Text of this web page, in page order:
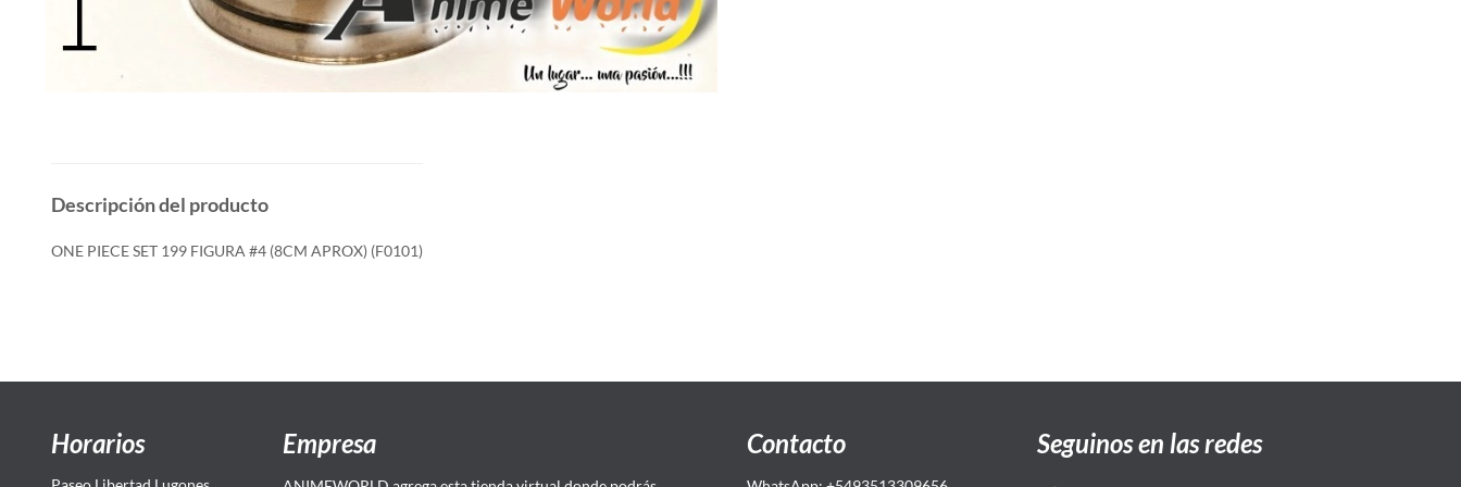
Descripción del producto
ONE PIECE SET 199 FIGURA #4 (8CM APROX) (F0101)
Horarios Empresa Contacto Seguinos en las redes